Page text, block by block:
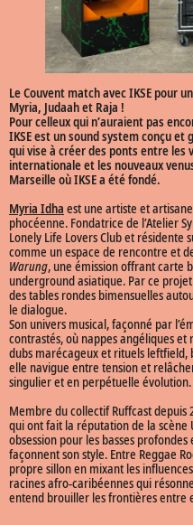
Le Couvent match avec IKSE pour
Myria, Judaah et Raja !
Pour celleux qui n’auraient pas
IKSE est un sound system conçu
qui vise à créer des ponts entre
internationale et les nouveaux
Marseille où IKSE a été fondé.
Myria Idha est une artiste et
phocéenne. Fondatrice de l’Atelier
Lonely Life Lovers Club et résidente
comme un espace de rencontre et
Warung, une émission offrant carte
underground asiatique. Par ce
des tables rondes bimensuelles
le dialogue.
Son univers musical, façonné par
contrastés, où nappes angéliques et
dubs marécageux et rituels leftfield,
elle navigue entre tension et
singulier et en perpétuelle évolution.
Membre du collectif Ruffcast depuis
qui ont fait la réputation de la scène
obsession pour les basses
façonnent son style. Entre Reggae
propre sillon en mixant les
racines afro-caribéennes qui
entend brouiller les frontières entre